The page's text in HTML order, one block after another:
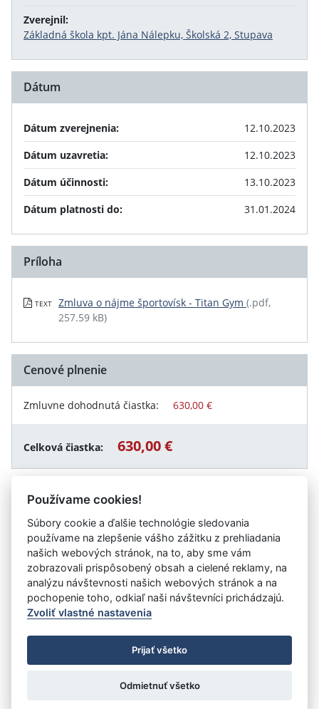
Zverejnil:
Základná škola kpt. Jána Nálepku, Školská 2, Stupava
Dátum
Dátum zverejnenia:
12.10.2023
Dátum uzavretia:
12.10.2023
Dátum účinnosti:
13.10.2023
Dátum platnosti do:
31.01.2024
Príloha
TEXT Zmluva o nájme športovísk - Titan Gym (.pdf,
257.59 kB)
Cenové plnenie
Zmluvne dohodnutá čiastka: 630,00 €
Celková čiastka: 630,00 €
Vystavil:Základná škola kpt. Jána Nálepku, Školská 2,
Stupava
Úrad vlády SR
- Všetky práva vyhradené
Prehlásenie o prístupnosti
Zmluvy do 31.12.2010
Nastavenia cookies
: Aglo Solutions
Používame cookies!
Súbory cookie a ďalšie technológie sledovania
používame na zlepšenie vášho zážitku z prehliadania
našich webových stránok, na to, aby sme vám
zobrazovali prispôsobený obsah a cielené reklamy, na
analýzu návštevnosti našich webových stránok a na
pochopenie toho, odkiaľ naši návštevníci prichádzajú.
Zvoliť vlastné nastavenia
Prijať všetko
Odmietnuť všetko